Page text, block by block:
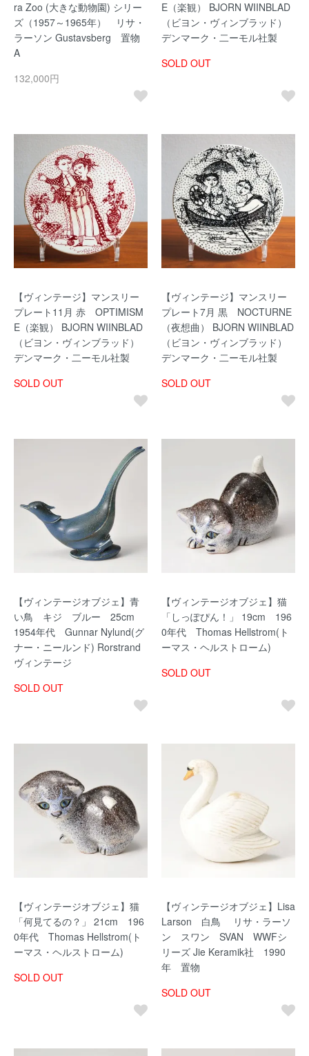
ra Zoo (大きな動物園) シリー
ズ（1957～1965年） リサ・
ラーソン Gustavsberg 置物
A
132,000円
E（楽観） BJORN WIINBLAD
（ビヨン・ヴィンブラッド）
デンマーク・二ーモル社製
SOLD OUT
【ヴィンテージ】マンスリー
プレート11月 赤 OPTIMISM
E（楽観） BJORN WIINBLAD
（ビヨン・ヴィンブラッド）
デンマーク・二ーモル社製
SOLD OUT
【ヴィンテージ】マンスリー
プレート7月 黒 NOCTURNE
（夜想曲） BJORN WIINBLAD
（ビヨン・ヴィンブラッド）
デンマーク・二ーモル社製
SOLD OUT
【ヴィンテージオブジェ】青
い鳥 キジ ブルー 25cm
1954年代 Gunnar Nylund(グ
ナー・ニールンド) Rorstrand
ヴィンテージ
SOLD OUT
【ヴィンテージオブジェ】猫
「しっぽぴん！」 19cm 196
0年代 Thomas Hellstrom(ト
ーマス・ヘルストローム)
SOLD OUT
【ヴィンテージオブジェ】猫
「何見てるの？」 21cm 196
0年代 Thomas Hellstrom(ト
ーマス・ヘルストローム)
SOLD OUT
【ヴィンテージオブジェ】Lisa
Larson 白鳥 リサ・ラーソ
ン スワン SVAN WWFシ
リーズ Jie Keramik社 1990
年 置物
SOLD OUT